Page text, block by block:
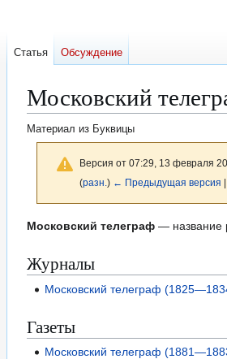
Московский
Материал из Буквицы
Версия от 07:29, 13 февраля
(разн. ) ← Предыдущая версия
Перейти
навигации
Перейти
поиску
Московский телеграф — название
Журналы
Московский телеграф
Газеты
Московский телеграф
Статья Обсуждение